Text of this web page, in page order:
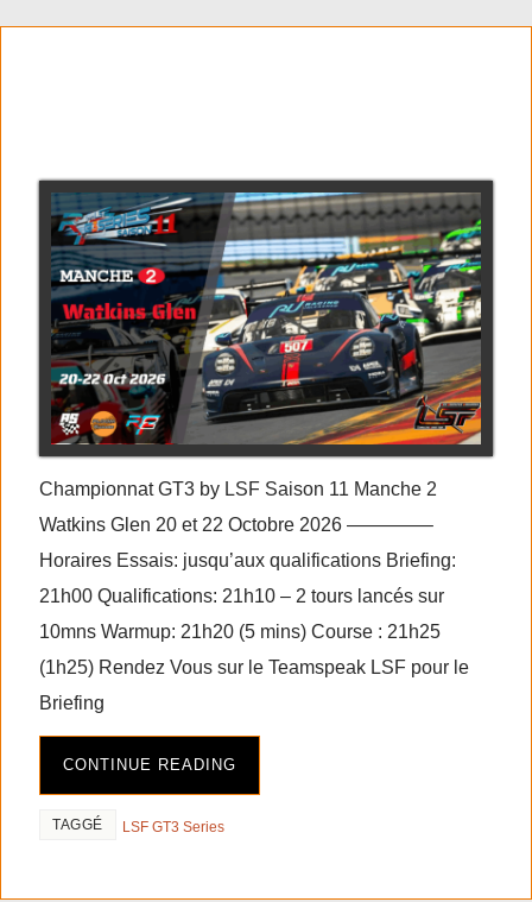
Championnat GT3 by LSF Saison 11 Manche 2
Watkins Glen 20 et 22 Octobre 2026 ————–
Horaires Essais: jusqu’aux qualifications Briefing:
21h00 Qualifications: 21h10 – 2 tours lancés sur
10mns Warmup: 21h20 (5 mins) Course : 21h25
(1h25) Rendez Vous sur le Teamspeak LSF pour le
Briefing
CONTINUE READING
TAGGÉ LSF GT3 Series